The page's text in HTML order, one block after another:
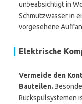
unbeabsichtigt in
Schmutzwasser in
vorgesehene
Elektrische
Vermeide den
Bauteilen.
Rückspülsystemen